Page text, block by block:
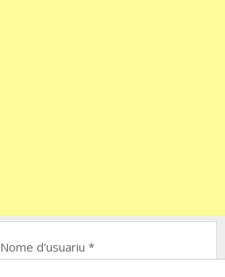
Nome d'usuariu *